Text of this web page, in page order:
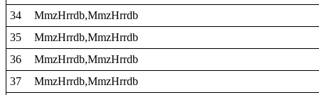
34
MmzHrrdb,MmzHrrdb
35
MmzHrrdb,MmzHrrdb
36
MmzHrrdb,MmzHrrdb
37
MmzHrrdb,MmzHrrdb